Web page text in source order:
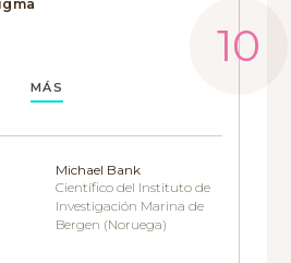
MÁS
Michael Bank
Científico del Instituto de
Investigación Marina de
Bergen (Noruega)